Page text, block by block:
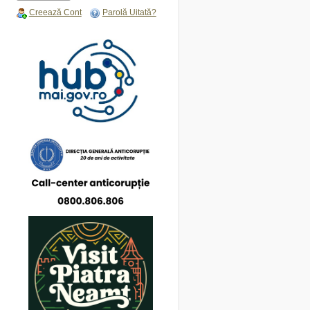
Creează Cont Parolă Uitată?